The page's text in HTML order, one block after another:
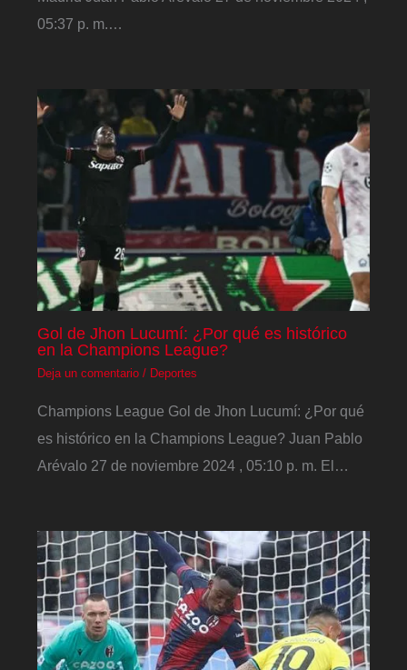
05:37 p. m.…
Gol de Jhon Lucumí: ¿Por qué es histórico
en la Champions League?
Deja un comentario / Deportes
Champions League Gol de Jhon Lucumí: ¿Por qué
es histórico en la Champions League? Juan Pablo
Arévalo 27 de noviembre 2024 , 05:10 p. m. El…